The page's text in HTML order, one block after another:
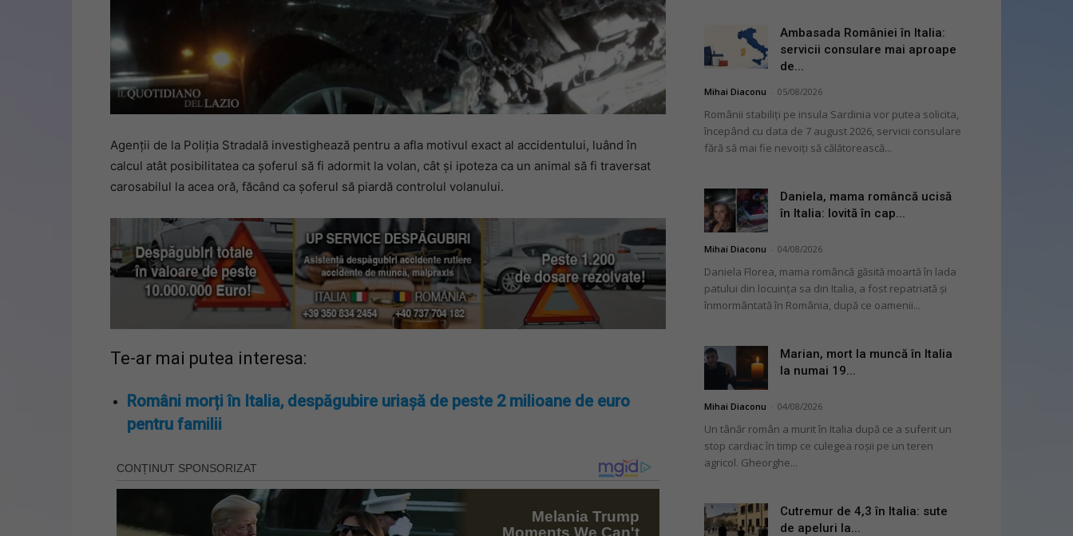
Agenții de la Poliția Stradală investighează pentru a afla motivul exact al accidentului, luând în
calcul atât posibilitatea ca șoferul să fi adormit la volan, cât și ipoteza ca un animal să fi traversat
carosabilul la acea oră, făcând ca șoferul să piardă controlul volanului.
Te-ar mai putea interesa:
Români morți în Italia, despăgubire uriașă de peste 2 milioane de euro
pentru familii
Ambasada României în Italia:
servicii consulare mai aproape
de...
Mihai Diaconu 05/08/2026
Românii stabiliți pe insula Sardinia vor putea solicita,
începând cu data de 7 august 2026, servicii consulare
fără să mai fie nevoiți să călătorească...
Daniela, mama româncă ucisă
în Italia: lovită în cap...
Mihai Diaconu 04/08/2026
Daniela Florea, mama româncă găsită moartă în lada
patului din locuința sa din Italia, a fost repatriată și
înmormântată în România, după ce oamenii...
Marian, mort la muncă în Italia
la numai 19...
Mihai Diaconu 04/08/2026
Un tânăr român a murit în Italia după ce a suferit un
stop cardiac în timp ce culegea roșii pe un teren
agricol. Gheorghe...
Cutremur de 4,3 în Italia: sute
de apeluri la...